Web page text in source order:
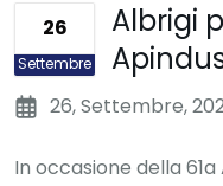
26
Settembre
Albrigi
26, Settembre,
In occasione della